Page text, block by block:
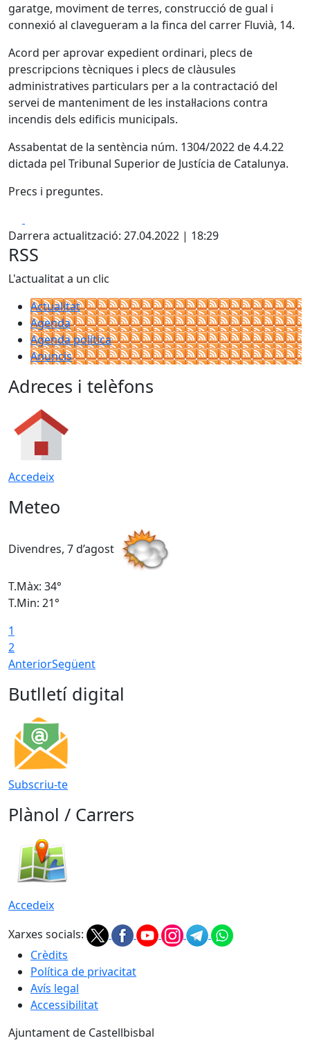
garatge, moviment de terres, construcció de gual i
connexió al clavegueram a la finca del carrer Fluvià, 14.
Acord per aprovar expedient ordinari, plecs de
prescripcions tècniques i plecs de clàusules
administratives particulars per a la contractació del
servei de manteniment de les instal·lacions contra
incendis dels edificis municipals.
Assabentat de la sentència núm. 1304/2022 de 4.4.22
dictada pel Tribunal Superior de Justícia de Catalunya.
Precs i preguntes.
Darrera actualització: 27.04.2022 | 18:29
RSS
L'actualitat a un clic
Actualitat
Agenda
Agenda política
Anuncis
Adreces i telèfons
Accedeix
Meteo
Divendres, 7 d’agost
T.Màx: 34°
T.Min: 21°
1
2
AnteriorSegüent
Butlletí digital
Subscriu-te
Plànol / Carrers
Accedeix
Xarxes socials:
Crèdits
Política de privacitat
Avís legal
Accessibilitat
Ajuntament de Castellbisbal